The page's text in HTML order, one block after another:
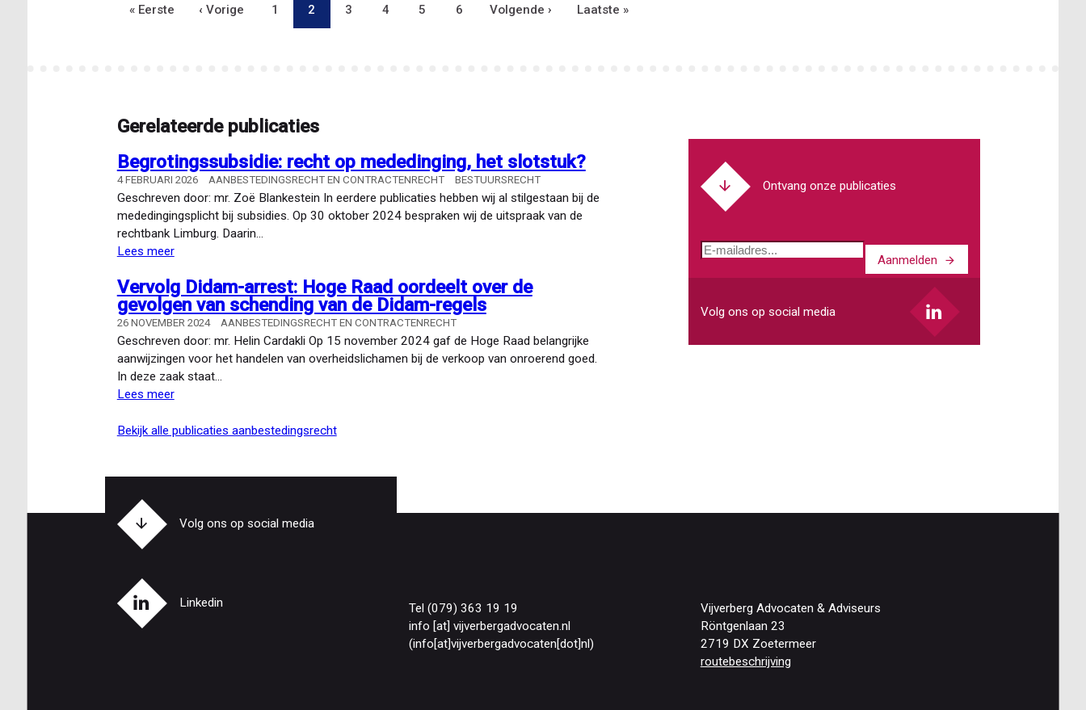
aanbestedingsrecht
Paginering
Eerste
« Eerste Vorige
‹ Vorige Pagina
1 Pagina
2 Pagina
3 Pagina
4 Pagina
5 Pagina
6 Volgende
Volgende › Laatste
Laatste »
Gerelateerde publicaties
Begrotingssubsidie: recht op mededinging, het slotstuk?
4 FEBRUARI 2026 AANBESTEDINGSRECHT EN CONTRACTENRECHT BESTUURSRECHT
Geschreven door: mr. Zoë Blankestein In eerdere publicaties hebben wij al stilgestaan bij de
mededingingsplicht bij subsidies. Op 30 oktober 2024 bespraken wij de uitspraak van de
rechtbank Limburg. Daarin…
Lees meerover
recht
op
mededinging,
het
slotstuk?
Vervolg Didam-arrest: Hoge Raad oordeelt over de
gevolgen van schending van de Didam-regels
26 NOVEMBER 2024 AANBESTEDINGSRECHT EN CONTRACTENRECHT
Geschreven door: mr. Helin Cardakli Op 15 november 2024 gaf de Hoge Raad belangrijke
aanwijzingen voor het handelen van overheidslichamen bij de verkoop van onroerend goed.
In deze zaak staat…
Lees meerover
Didam-
over
van
bekijk alle publicaties aanbestedingsrecht
Ontvang onze publicaties
E-
Aanmelden
Volg ons op social media
Volg ons op social media
Linkedin
Tel (079) 363 19 19
info [at] vijverbergadvocaten nl
(info[at]vijverbergadvocaten[dot]nl)
Vijverberg Advocaten & Adviseurs
Röntgenlaan 23
2719 DX Zoetermeer
routebeschrijving